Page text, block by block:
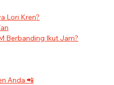
Lori Kren?
Berbanding Ikut Jam?
Anda 📲